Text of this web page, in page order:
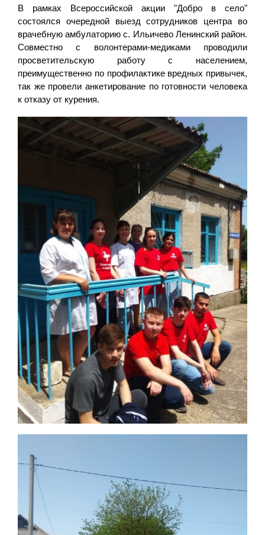
В рамках Всероссийской акции "Добро в село"
состоялся очередной выезд сотрудников центра во
врачебную амбулаторию с. Ильичево Ленинский район.
Совместно с волонтерами-медиками проводили
просветительскую работу с населением,
преимущественно по профилактике вредных привычек,
так же провели анкетирование по готовности человека
к отказу от курения.